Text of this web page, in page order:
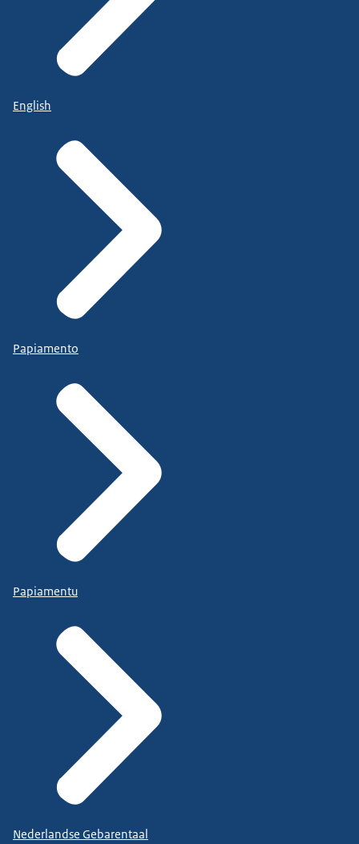
English
Papiamento
Papiamentu
Nederlandse Gebarentaal